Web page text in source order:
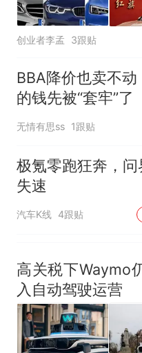
佛山
试前
搜，
热
十
全部
创业者李孟 3跟贴
BBA降价也卖不动
的钱先被“套牢”了
无情有思ss 1跟贴
极氪零跑狂奔，问
失速
汽车K线 4跟贴
高关税下Waymo
入自动驾驶运营